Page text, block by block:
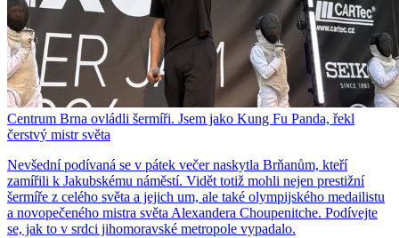
Centrum Brna ovládli šermíři. Jsem jako Kung Fu Panda, řekl
čerstvý mistr světa
Nevšední podívaná se v pátek večer naskytla Brňanům, kteří
zamířili k Jakubskému náměstí. Vidět totiž mohli nejen prestižní
šermíře z celého světa a jejich um, ale také olympijského medailistu
a novopečeného mistra světa Alexandera Choupenitche. Podívejte
se, jak to v srdci jihomoravské metropole vypadalo.